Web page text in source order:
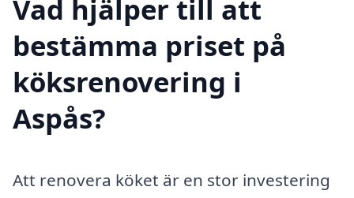
Vad hjälper till att
bestämma priset på
köksrenovering i
Aspås?
Att renovera köket är en stor investering